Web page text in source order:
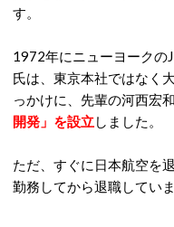
す。
1972年にニューヨークの
氏は、東京本社ではなく
っかけに、先輩の河西宏
開発」を設立しました。
ただ、すぐに日本航空を
勤務してから退職していま